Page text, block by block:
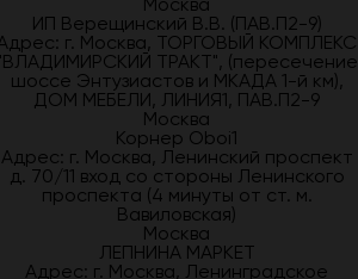
ИП Верещинский В.В. (ПАВ.П2-9)
г. Москва, ТОРГОВЫЙ КОМПЛЕКС
ТРАКТ", (пересечение
шоссе Энтузиастов и МКАДА 1-й км),
ДОМ МЕБЕЛИ, ЛИНИЯ1, ПАВ.П2-9
Москва
Корнер Oboi1
Адрес: г. Москва, Ленинский проспект
д. 70/11 вход со стороны Ленинского
проспекта (4 минуты от ст. м.
Вавиловская)
Москва
ЛЕПНИНА МАРКЕТ
Адрес: г. Москва, Ленинградское